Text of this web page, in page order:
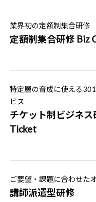
業界初の定額制集合研修
定額制集合研修 Biz
特定層の育成に使える
ビス
チケット制ビジネ
Ticket
ご要望・課題に合わせた
講師派遣型研修